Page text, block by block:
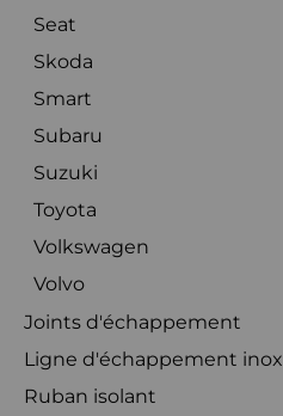
Seat
Skoda
Smart
Subaru
Suzuki
Toyota
Volkswagen
Volvo
Joints d'échappement
Ligne d'échappement inox
Ruban isolant